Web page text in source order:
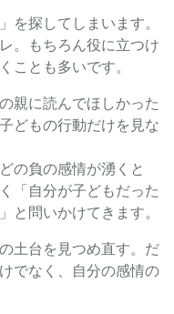
を探してしまいます。
。もちろん役に立つけ
ことも多いです。
親に読んでほしかった
どもの行動だけを見な
の負の感情が湧くと
「自分が子どもだった
と問いかけてきます。
土台を見つめ直す。だ
でなく、自分の感情の